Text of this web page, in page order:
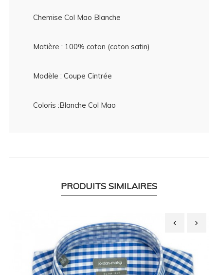
Chemise Col Mao Blanche
Matière : 100% coton (coton satin)
Modèle : Coupe Cintrée
Coloris :Blanche Col Mao
PRODUITS SIMILAIRES